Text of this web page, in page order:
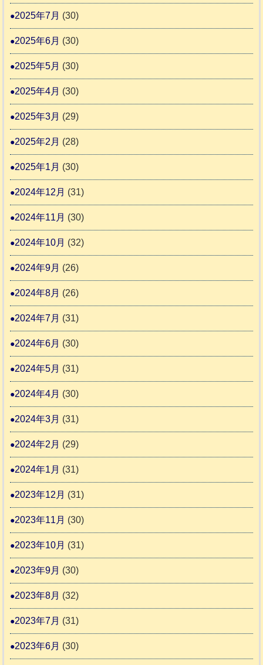
2025年7月 (30)
2025年6月 (30)
2025年5月 (30)
2025年4月 (30)
2025年3月 (29)
2025年2月 (28)
2025年1月 (30)
2024年12月 (31)
2024年11月 (30)
2024年10月 (32)
2024年9月 (26)
2024年8月 (26)
2024年7月 (31)
2024年6月 (30)
2024年5月 (31)
2024年4月 (30)
2024年3月 (31)
2024年2月 (29)
2024年1月 (31)
2023年12月 (31)
2023年11月 (30)
2023年10月 (31)
2023年9月 (30)
2023年8月 (32)
2023年7月 (31)
2023年6月 (30)